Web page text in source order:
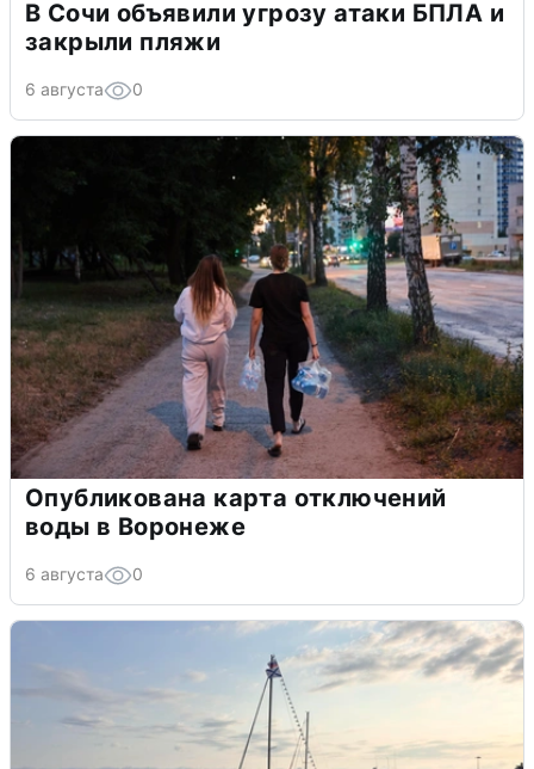
В Сочи объявили угрозу атаки БПЛА и
закрыли пляжи
6 августа 0
Опубликована карта отключений
воды в Воронеже
6 августа 0